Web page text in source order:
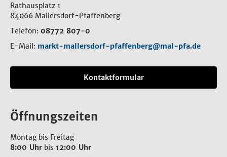
Rathausplatz 1
84066 Mallersdorf-Pfaffenberg
Telefon: 08772 807-0
E-Mail: markt-mallersdorf-pfaffenberg@mal-pfa.de
Kontaktformular
Öffnungszeiten
Montag bis Freitag
8:00 Uhr bis 12:00 Uhr